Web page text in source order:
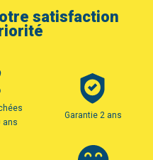
satisfaction
ans
Garantie 2 ans